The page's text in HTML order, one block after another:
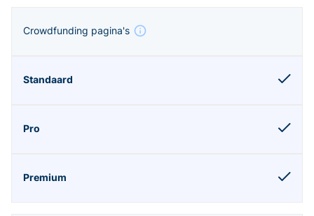
Crowdfunding pagina's